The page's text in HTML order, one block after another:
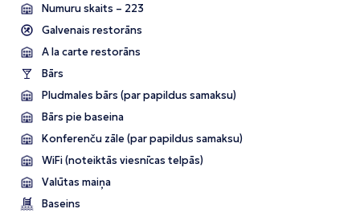
Numuru skaits – 223
Galvenais restorāns
A la carte restorāns
Bārs
Pludmales bārs (par papildus samaksu)
Bārs pie baseina
Konferenču zāle (par papildus samaksu)
WiFi (noteiktās viesnīcas telpās)
Valūtas maiņa
Baseins